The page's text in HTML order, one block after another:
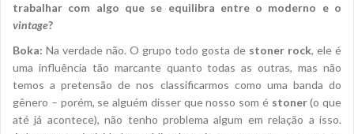
trabalhar com algo que se equilibra entre o moderno e o
vintage?
Boka: Na verdade não. O grupo todo gosta de stoner rock, ele é
uma influência tão marcante quanto todas as outras, mas não
temos a pretensão de nos classificarmos como uma banda do
gênero – porém, se alguém disser que nosso som é stoner(o que
até já acontece), não tenho problema algum em relação a isso.